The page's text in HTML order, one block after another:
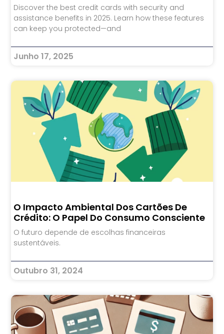
Discover the best credit cards with security and
assistance benefits in 2025. Learn how these features
can keep you protected—and
Junho 17, 2025
O Impacto Ambiental Dos Cartões De
Crédito: O Papel Do Consumo Consciente
O futuro depende de escolhas financeiras
sustentáveis.
Outubro 31, 2024